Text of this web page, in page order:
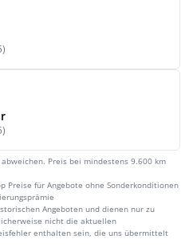
Preis bei mindestens 9.600 km
Preise für Angebote ohne Sonderkonditionen
Angeboten und dienen nur zu
nicht die aktuellen
enthalten sein, die uns übermittelt